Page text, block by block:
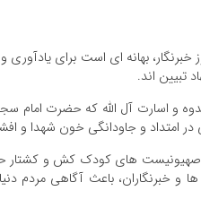
خبرنگار، بهانه ای است برای
تبیین اند.
و اسارت آل الله که حضرت امام
در امتداد و جاودانگی خون شهدا و
و خبرنگاران، باعث آگاهی مردم